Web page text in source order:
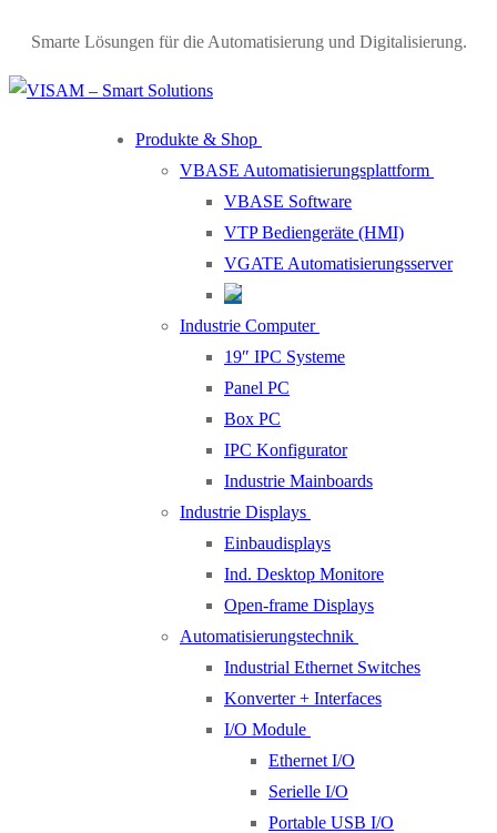
Smarte Lösungen für die Automatisierung und Digitalisierung.
Produkte & Shop
VBASE Automatisierungsplattform
VBASE Software
VTP Bediengeräte (HMI)
VGATE Automatisierungsserver
Industrie Computer
19″ IPC Systeme
Panel PC
Box PC
IPC Konfigurator
Industrie Mainboards
Industrie Displays
Einbaudisplays
Ind. Desktop Monitore
Open-frame Displays
Automatisierungstechnik
Industrial Ethernet Switches
Konverter + Interfaces
I/O Module
Ethernet I/O
Serielle I/O
Portable USB I/O